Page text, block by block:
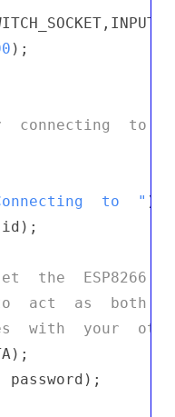
);
connecting  to  a
to  " ));
the  ESP8266
act  as  both
with  your
password);